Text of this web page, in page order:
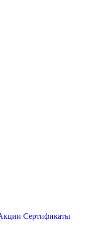
Сертификаты